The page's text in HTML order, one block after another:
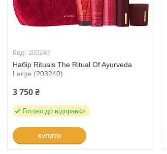
203240
Набір Rituals The Ritual Of Ayurveda
Large (203240)
3 750 ₴
Готово до відправки
КУПИТИ